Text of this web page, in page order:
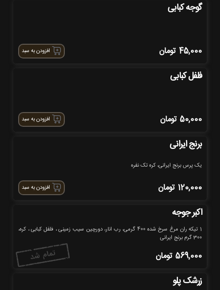
گوجه کبابی
45,000 تومان افزودن به سبد
فلفل کبابی
50,000 تومان افزودن به سبد
برنج ایرانی
یک پرس برنج ایرانی، کره تک نفره
120,000 تومان افزودن به سبد
اکبر جوجه
1 تیکه ران مرغ سرخ شده 400 گرمی، رب انار، دورچین سیب زمینی ، فلفل کبابی ، کره،
300 گرم برنج ایرانی
569,000 تومان
زرشک پلو